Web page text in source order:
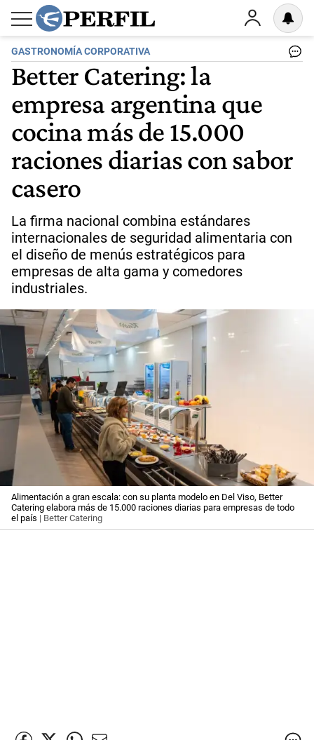
GASTRONOMÍA CORPORATIVA
Better Catering: la
empresa argentina que
cocina más de 15.000
raciones diarias con sabor
casero
La firma nacional combina estándares
internacionales de seguridad alimentaria con
el diseño de menús estratégicos para
empresas de alta gama y comedores
industriales.
Alimentación a gran escala: con su planta modelo en Del Viso, Better
Catering elabora más de 15.000 raciones diarias para empresas de todo
el país | Better Catering